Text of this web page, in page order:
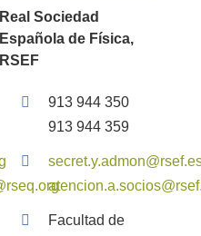
Real Sociedad
Española de Física,
RSEF
913 944 350
913 944 359
Facultad de